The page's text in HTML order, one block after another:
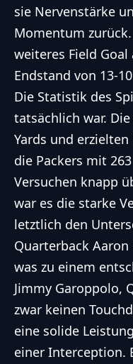
sie Nervenstärke
Momentum
weiteres Field
Endstand von 13-
Die Statistik des
tatsächlich war.
Yards und
die Packers mit
Versuchen knapp
war es die starke
letztlich den
Quarterback
was zu einem
Jimmy Garoppolo,
zwar keinen
eine solide
einer Interception.